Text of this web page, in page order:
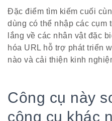
Đặc điểm tìm kiếm cuối
dùng có thể nhập các cụm
lắng về các nhân vật đặc
hóa URL hỗ trợ phát triển
nào và cải thiện kinh
Công cụ này
công cụ khác